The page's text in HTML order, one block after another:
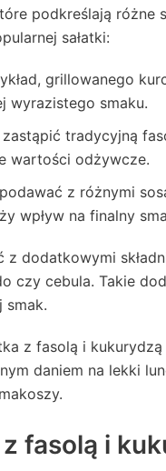
podkreślają różne
sałatki:
grillowanego
wyrazistego smaku.
zastąpić tradycyjną
wartości odżywcze.
podawać z różnymi
wpływ na finalny
dodatkowymi
czy cebula. Takie
smak.
z fasolą i
daniem na lekki
fasolą i